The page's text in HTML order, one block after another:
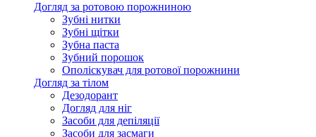
Догляд за ротовою порожниною
Зубні нитки
Зубні щітки
Зубна паста
Зубний порошок
Ополіскувач для ротової порожнини
Догляд за тілом
Дезодорант
Догляд для ніг
Засоби для депіляції
Засоби для засмаги